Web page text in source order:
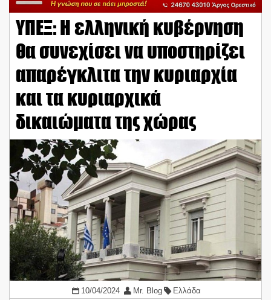
ΥΠΕΞ: Η ελληνική κυβέρνηση
θα συνεχίσει να υποστηρίζει
απαρέγκλιτα την κυριαρχία
και τα κυριαρχικά
δικαιώματα της χώρας
10/04/2024 Mr. Blog Ελλάδα